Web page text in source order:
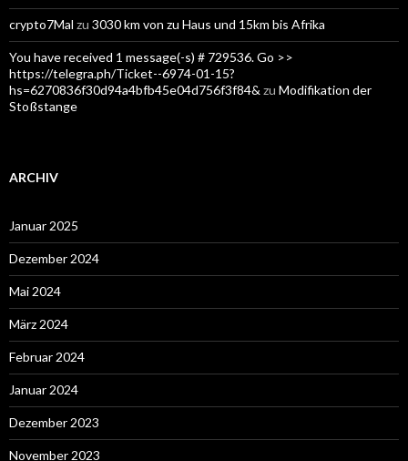
crypto7Mal zu 3030 km von zu Haus und 15km bis Afrika
You have received 1 message(-s) # 729536. Go >>
https://telegra.ph/Ticket--6974-01-15?
hs=6270836f30d94a4bfb45e04d756f3f84& zu Modifikation der
Stoßstange
ARCHIV
Januar 2025
Dezember 2024
Mai 2024
März 2024
Februar 2024
Januar 2024
Dezember 2023
November 2023